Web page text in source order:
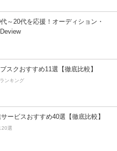
～20代を応援！オーディション・
スクおすすめ11選【徹底比較】
ンキング
ービスおすすめ40選【徹底比較】
20選